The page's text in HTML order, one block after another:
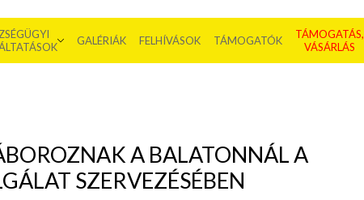
GALÉRIÁK FELHÍVÁSOK TÁMOGATÓK
TÁMOGATÁS,
VÁSÁRLÁS
A BALATONNÁL A
SZERVEZÉSÉBEN